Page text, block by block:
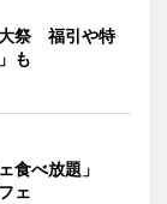
大祭 福引や特
も
食べ放題」
ェ